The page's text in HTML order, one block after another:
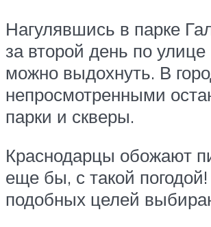
Нагулявшись в парке
за второй день по улице
можно выдохнуть. В
непросмотренными
парки и скверы.
Краснодарцы обожают
еще бы, с такой
подобных целей